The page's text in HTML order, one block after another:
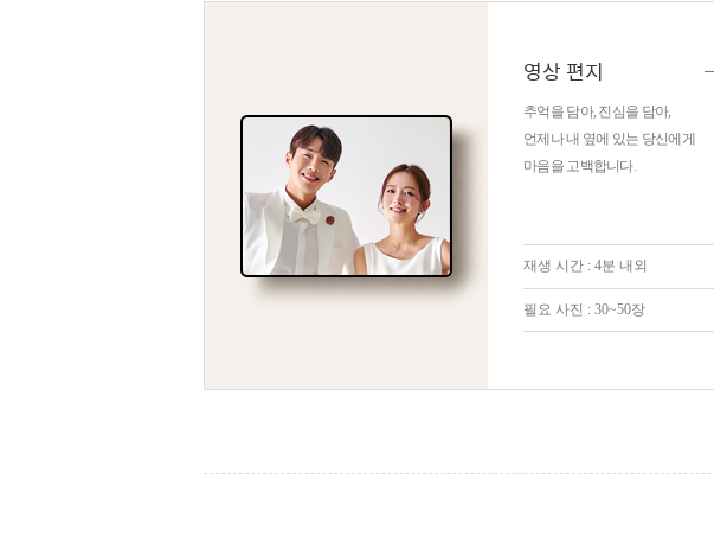
영상 편지
추억을 담아, 진심을 담아,
언제나 내 옆에 있는 당신에게
마음을 고백합니다.
재생 시간 : 4분 내외
필요 사진 : 30~50장